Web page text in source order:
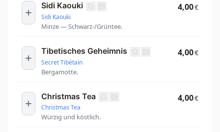
Sidi Kaouki
Sidi Kaouki
Minze — Schwarz-/Grüntee.
4,00€
Tibetisches Geheimnis
Secret Tibétain
Bergamotte.
4,00€
Christmas Tea
Christmas Tea
Würzig und köstlich.
4,00€